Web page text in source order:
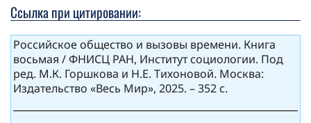
Ссылка при цитировании:
Российское общество и вызовы времени. Книга
восьмая / ФНИСЦ РАН, Институт социологии. Под
ред. М.К. Горшкова и Н.Е. Тихоновой. Москва:
Издательство «Весь Мир», 2025. – 352 с.